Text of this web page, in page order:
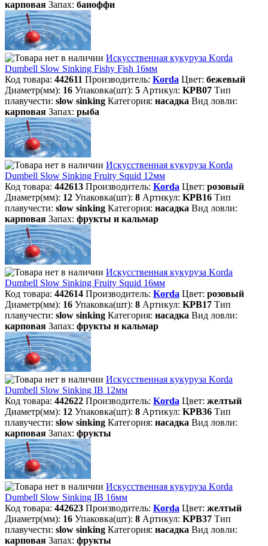
карповая Запах: баноффи
Искусственная кукуруза Korda
Dumbell Slow Sinking Fishy Fish 16мм
Код товара: 442611 Производитель: Korda Цвет: бежевый
Диаметр(мм): 16 Упаковка(шт): 5 Артикул: KPB07 Тип
плавучести: slow sinking Категория: насадка Вид ловли:
карповая Запах: рыба
Искусственная кукуруза Korda
Dumbell Slow Sinking Fruity Squid 12мм
Код товара: 442613 Производитель: Korda Цвет: розовый
Диаметр(мм): 12 Упаковка(шт): 8 Артикул: KPB16 Тип
плавучести: slow sinking Категория: насадка Вид ловли:
карповая Запах: фрукты и кальмар
Искусственная кукуруза Korda
Dumbell Slow Sinking Fruity Squid 16мм
Код товара: 442614 Производитель: Korda Цвет: розовый
Диаметр(мм): 16 Упаковка(шт): 8 Артикул: KPB17 Тип
плавучести: slow sinking Категория: насадка Вид ловли:
карповая Запах: фрукты и кальмар
Искусственная кукуруза Korda
Dumbell Slow Sinking IB 12мм
Код товара: 442622 Производитель: Korda Цвет: желтый
Диаметр(мм): 12 Упаковка(шт): 8 Артикул: KPB36 Тип
плавучести: slow sinking Категория: насадка Вид ловли:
карповая Запах: фрукты
Искусственная кукуруза Korda
Dumbell Slow Sinking IB 16мм
Код товара: 442623 Производитель: Korda Цвет: желтый
Диаметр(мм): 16 Упаковка(шт): 8 Артикул: KPB37 Тип
плавучести: slow sinking Категория: насадка Вид ловли:
карповая Запах: фрукты